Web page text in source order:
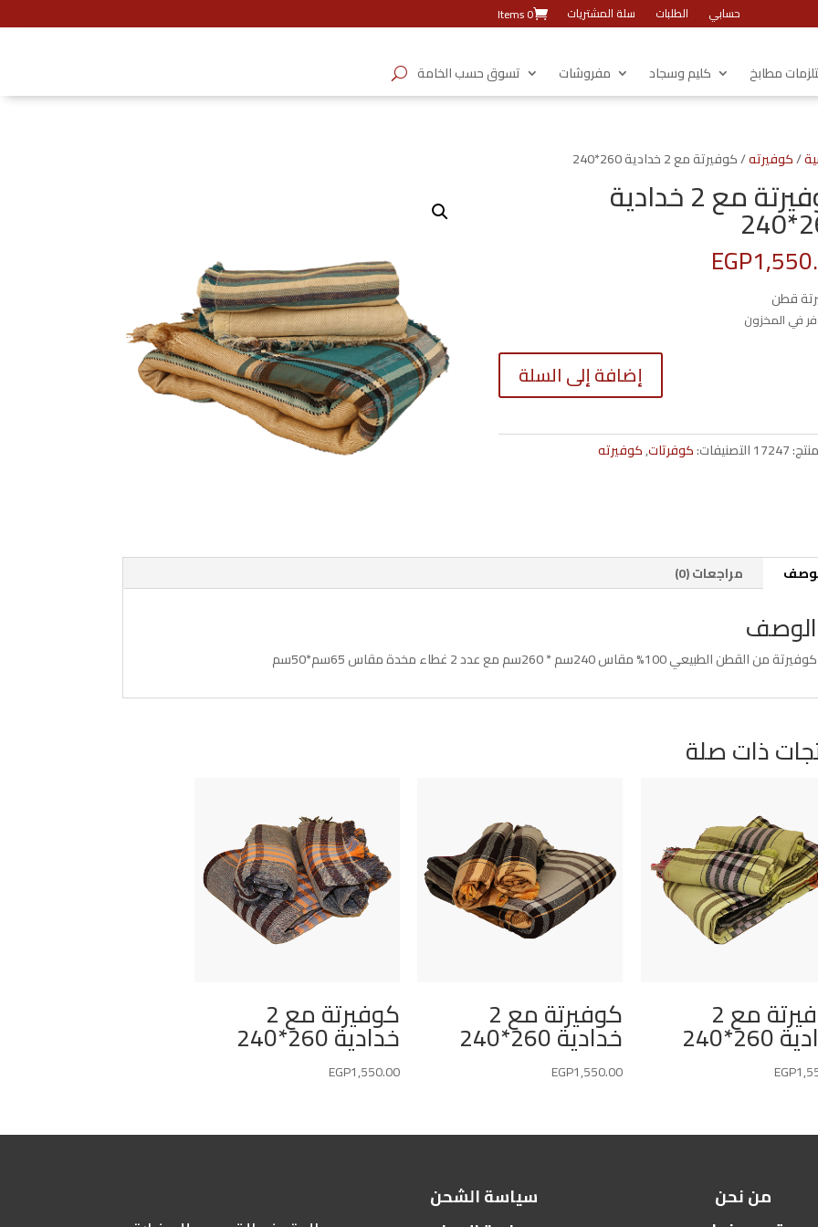
حسابي الطلبات سلة المشتريات 0 Items
مطابخ كليم وسجاد مفروشات تسوق حسب الخامة
/كوفيرته/ كوفيرتة مع 2 خدادية 260*240
كوفيرتة مع 2 خدادية
EGP
قطن
كمية
مع
إضافة إلى السلة
17247التصنيفات:كوفرتات,كوفيرته
مراجعات (0)
الوصف
كوفيرتة من القطن الطبيعي 100% مقاس 240سم * 260سم مع عدد 2 غطاء مخدة مقاس 65سم*50سم
ذات صلة
كوفيرتة مع 2
EGP
كوفيرتة مع 2
خدادية 260*240
EGP1,550.00
كوفيرتة مع 2
خدادية 260*240
EGP1,550.00
سياسة الشحن
من نحن